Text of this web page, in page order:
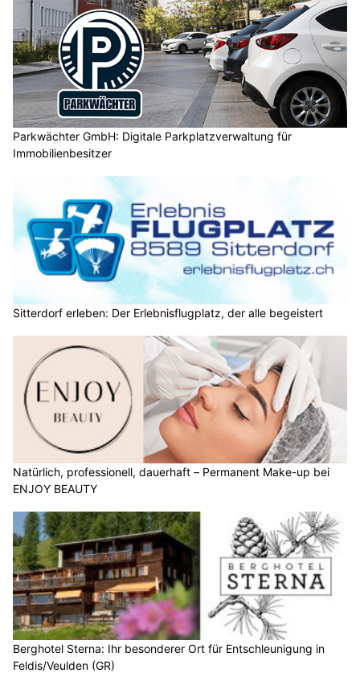
Parkwächter GmbH: Digitale Parkplatzverwaltung für
Immobilienbesitzer
Sitterdorf erleben: Der Erlebnisflugplatz, der alle begeistert
Natürlich, professionell, dauerhaft – Permanent Make-up bei
ENJOY BEAUTY
Berghotel Sterna: Ihr besonderer Ort für Entschleunigung in
Feldis/Veulden (GR)